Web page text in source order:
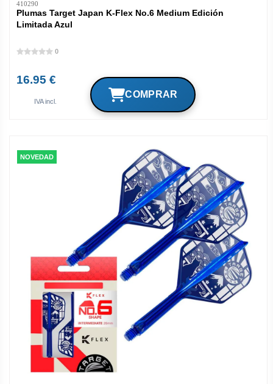
410290
Plumas Target Japan K-Flex No.6 Medium Edición
Limitada Azul
0
16.95 €
IVA incl.
NOVEDAD